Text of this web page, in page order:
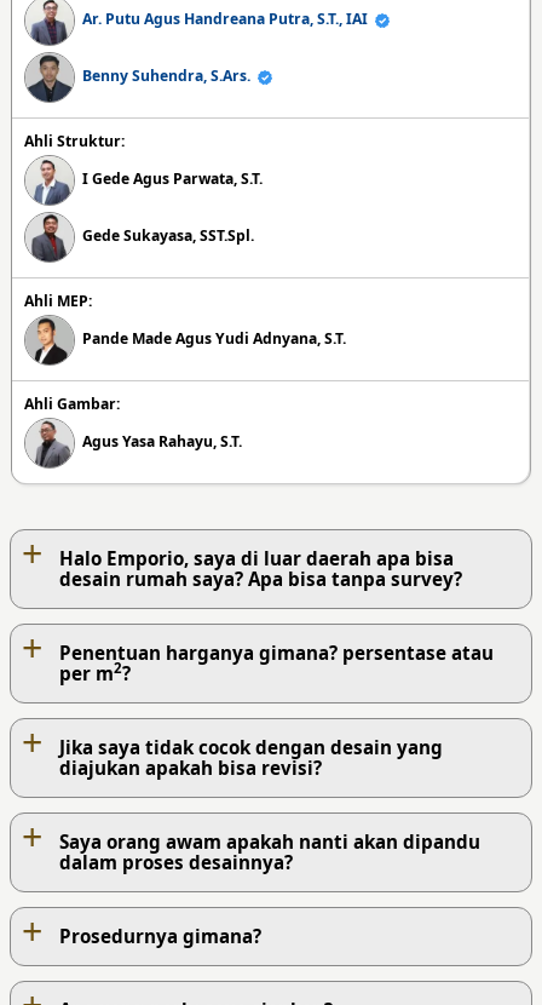
Ar. Putu Agus Handreana Putra, S.T., IAI
Benny Suhendra, S.Ars.
Ahli Struktur:
I Gede Agus Parwata, S.T.
Gede Sukayasa, SST.Spl.
Ahli MEP:
Pande Made Agus Yudi Adnyana, S.T.
Ahli Gambar:
Agus Yasa Rahayu, S.T.
+
Halo Emporio, saya di luar daerah apa bisa
desain rumah saya? Apa bisa tanpa survey?
+
Penentuan harganya gimana? persentase atau
per m2?
+
Jika saya tidak cocok dengan desain yang
diajukan apakah bisa revisi?
+
Saya orang awam apakah nanti akan dipandu
dalam proses desainnya?
+ Prosedurnya gimana?